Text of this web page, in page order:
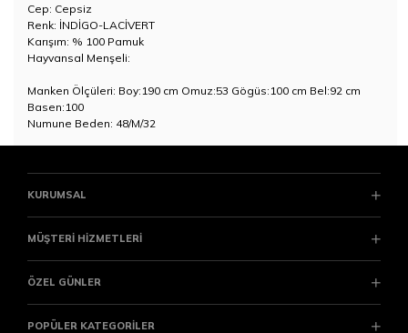
Cep: Cepsiz
Renk: İNDİGO-LACİVERT
Karışım: % 100 Pamuk
Hayvansal Menşeli:
Manken Ölçüleri: Boy:190 cm Omuz:53 Gögüs:100 cm Bel:92 cm
Basen:100
Numune Beden: 48/M/32
KURUMSAL
MÜŞTERİ HİZMETLERİ
ÖZEL GÜNLER
POPÜLER KATEGORİLER